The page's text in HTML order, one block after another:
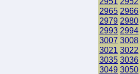
2965 2966
2979 2980
2993 2994
3007 3008
3021 3022
3035 3036
3049 3050